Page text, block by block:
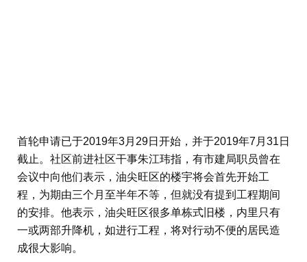
首轮申请已于2019年3月29日开始，并于2019年7月31日
截止。社区前进社区干事朱江玮指，有市建局职员曾在
会议中向他们表示，油尖旺区的楼宇将会首先开始工
程，为期由三个月至半年不等，但就没有提到工程期间
的安排。他表示，油尖旺区很多单栋式旧楼，内里只有
一或两部升降机，如进行工程，将对行动不便的居民造
成很大影响。